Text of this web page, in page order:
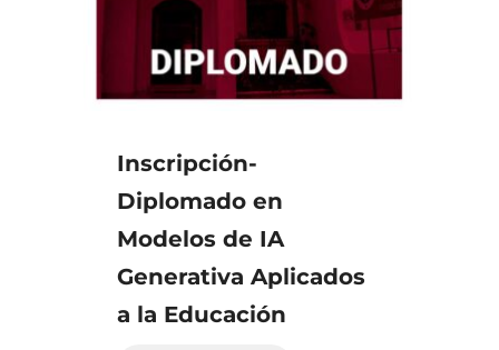
Inscripción-
Diplomado en
Modelos de IA
Generativa Aplicados
a la Educación